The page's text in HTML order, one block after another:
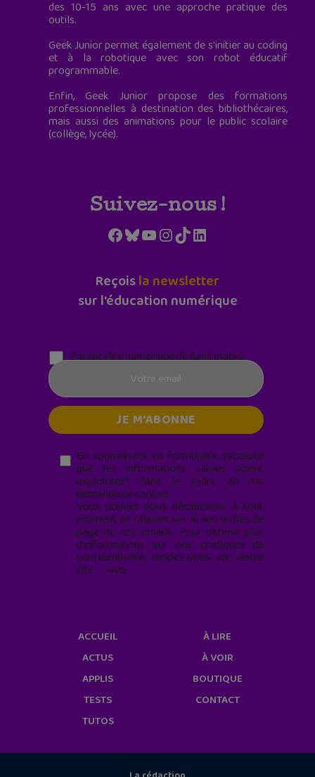
des 10-15 ans avec une approche pratique des
outils.
Geek Junior permet également de s'initier au coding
et à la robotique avec son robot éducatif
programmable.
Enfin, Geek Junior propose des formations
professionnelles à destination des bibliothécaires,
mais aussi des animations pour le public scolaire
(collège, lycée).
Suivez-nous !
Facebook
Bluesky
YouTube
Instagram
TikTokLinkedIn
Reçoisla newsletter
sur l'éducation numérique
Parentalité numérique (le lundi matin)
En soumettant ce formulaire, j’accepte
que les informations saisies soient
exploitées* dans le cadre de ma
demande de contact.
Vous pouvez vous désabonner à tout
moment en cliquant sur le lien en bas de
page de nos emails. Pour obtenir plus
d'informations sur nos pratiques de
confidentialité, rendez-vous sur notre
site web
ACCUEIL
ACTUS
APPLIS
TESTS
TUTOS
À LIRE
À VOIR
BOUTIQUE
CONTACT